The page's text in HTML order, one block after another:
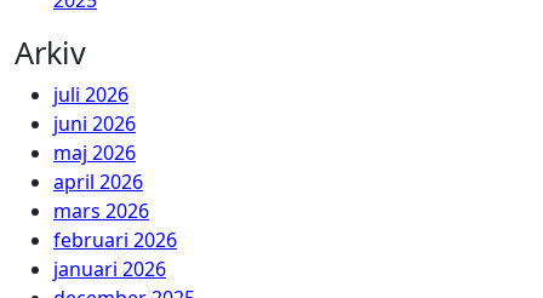
Arkiv
juli 2026
juni 2026
maj 2026
april 2026
mars 2026
februari 2026
januari 2026